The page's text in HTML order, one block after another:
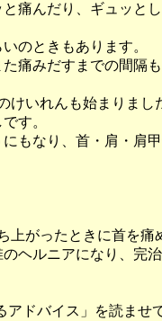
痛んだり、ギュッと
のときもあります。
痛みだすまでの間隔も
いれんも始まりまし
す。
もなり、首・肩・肩
上がったときに首を痛
ヘルニアになり
完
アドバイス」を読ませ